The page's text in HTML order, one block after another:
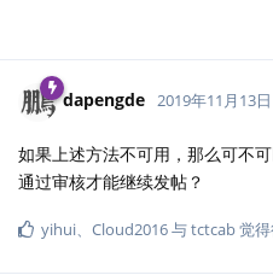
dapengde 2019年11月13日
如果上述方法不可用，那么可不
通过审核才能继续发帖？
yihui Cloud2016与tctcab觉